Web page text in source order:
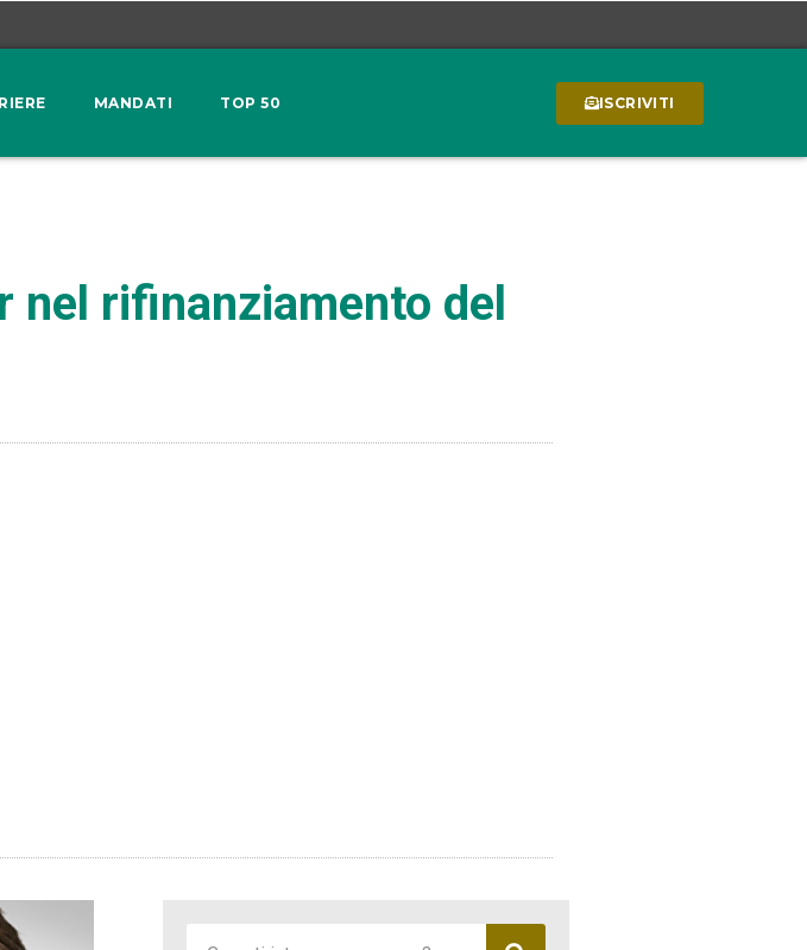
MANDATI TOP 50 ISCRIVITI
nel rifinanziamento del